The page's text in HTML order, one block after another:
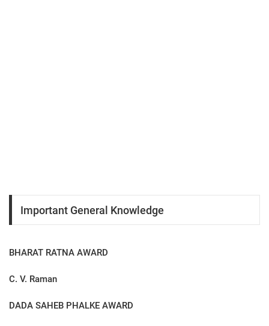
Important General Knowledge
BHARAT RATNA AWARD
C. V. Raman
DADA SAHEB PHALKE AWARD